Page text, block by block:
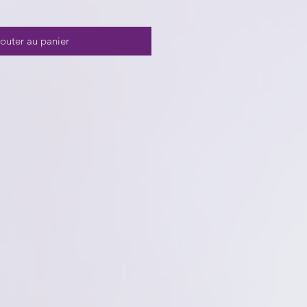
au panier